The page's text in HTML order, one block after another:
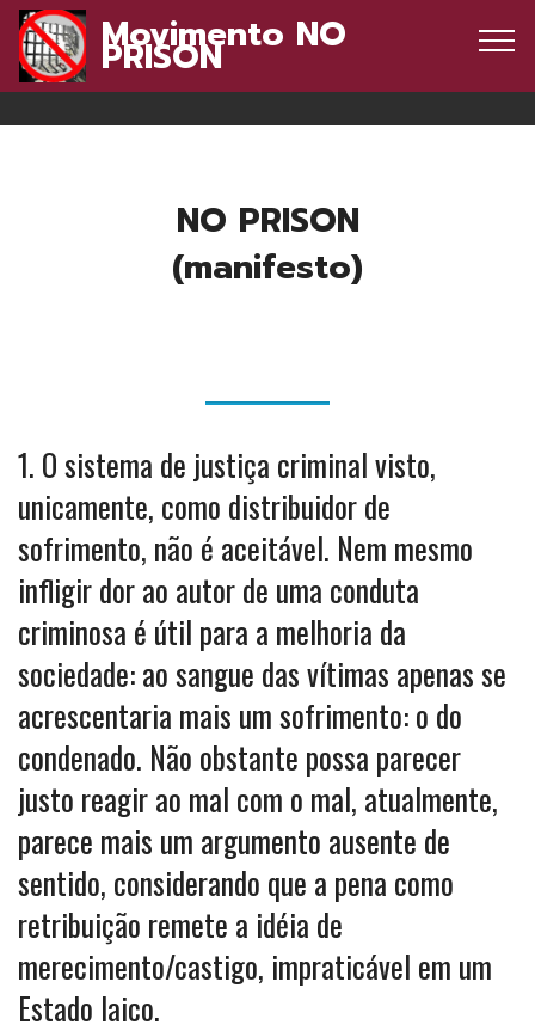
Movimento NO
PRISON
© Movimento NO PRISON - All rights reserved
NO PRISON
(manifesto)
1. O sistema de justiça criminal visto,
unicamente, como distribuidor de
sofrimento, não é aceitável. Nem mesmo
infligir dor ao autor de uma conduta
criminosa é útil para a melhoria da
sociedade: ao sangue das vítimas apenas se
acrescentaria mais um sofrimento: o do
condenado. Não obstante possa parecer
justo reagir ao mal com o mal, atualmente,
parece mais um argumento ausente de
sentido, considerando que a pena como
retribuição remete a idéia de
merecimento/castigo, impraticável em um
Estado laico.